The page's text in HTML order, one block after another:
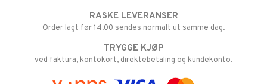
RASKE LEVERANSER
Order lagt før 14.00 sendes normalt ut samme dag.
TRYGGE KJØP
ved faktura, kontokort, direktebetaling og kundekonto.